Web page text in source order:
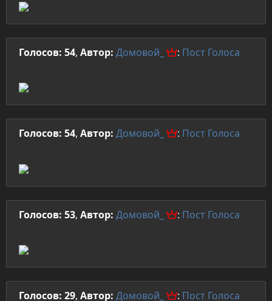
Голосов: 54, Автор: Домовой_ : Пост Голоса
Голосов: 54, Автор: Домовой_ : Пост Голоса
Голосов: 53, Автор: Домовой_ : Пост Голоса
Голосов: 29, Автор: Домовой_ : Пост Голоса